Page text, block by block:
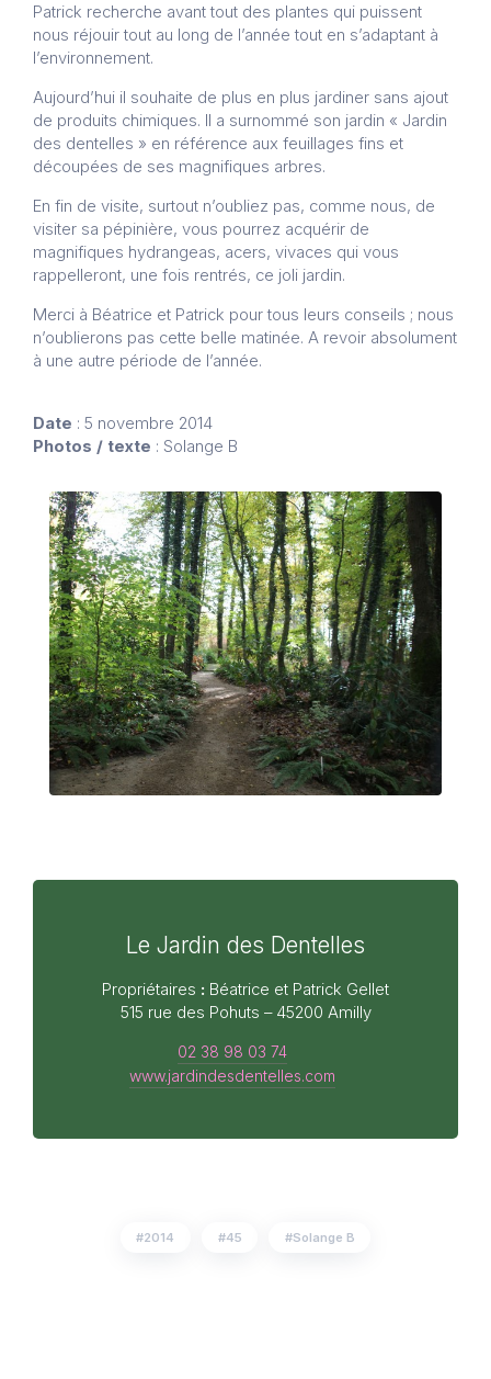
Patrick recherche avant tout des plantes qui puissent
nous réjouir tout au long de l’année tout en s’adaptant à
l’environnement.
Aujourd’hui il souhaite de plus en plus jardiner sans ajout
de produits chimiques. Il a surnommé son jardin « Jardin
des dentelles » en référence aux feuillages fins et
découpées de ses magnifiques arbres.
En fin de visite, surtout n’oubliez pas, comme nous, de
visiter sa pépinière, vous pourrez acquérir de
magnifiques hydrangeas, acers, vivaces qui vous
rappelleront, une fois rentrés, ce joli jardin.
Merci à Béatrice et Patrick pour tous leurs conseils ; nous
n’oublierons pas cette belle matinée. A revoir absolument
à une autre période de l’année.
Date : 5 novembre 2014
Photos / texte : Solange B
Le Jardin des Dentelles
Propriétaires : Béatrice et Patrick Gellet
515 rue des Pohuts – 45200 Amilly
02 38 98 03 74
www.jardindesdentelles.com
2014 45 Solange B